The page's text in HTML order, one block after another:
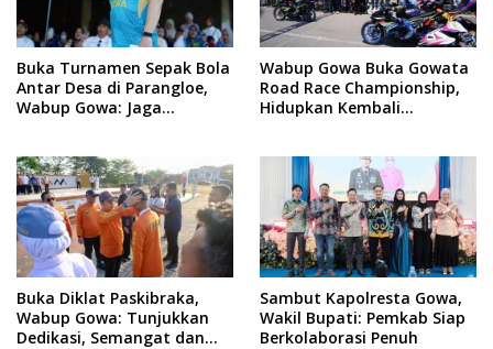
Buka Turnamen Sepak Bola
Antar Desa di Parangloe,
Wabup Gowa: Jaga
Wabup Gowa Buka Gowata
Road Race Championship,
Hidupkan Kembali
Buka Diklat Paskibraka,
Wabup Gowa: Tunjukkan
Dedikasi, Semangat dan
Sambut Kapolresta Gowa,
Wakil Bupati: Pemkab Siap
Berkolaborasi Penuh